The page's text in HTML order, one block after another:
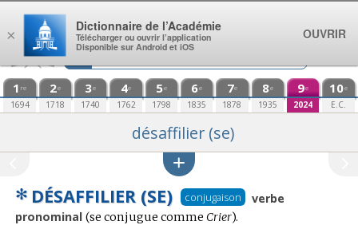
Aller au contenu
1 re
1694
2e
1718
3e
1740
4e
1762
5e
1798
6e
1835
7e
1878
8e
1935
9e
2024
10e
E.C.
désaffilier (se)
✻ DÉSAFFILIER (SE) conjugaison
verbe
pronominal Conjugaison
(se conjugue comme Crier).
×
Dictionnaire de l’Académie
Télécharger ou ouvrir l’application
Disponible sur Android et iOS
OUVRIR